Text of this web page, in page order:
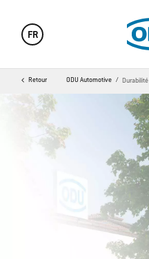
FR
Retour ODU Automotive Durabilité